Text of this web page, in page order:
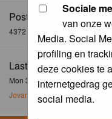
Sociale
van onze
Media. Social
profiling en
deze cookies te
internetgedrag
social media.
Posts:
4372
Last Post:
Mon 30 Dec 2024, 21:02
Jovanzo